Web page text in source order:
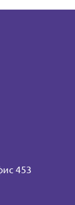
453